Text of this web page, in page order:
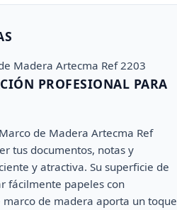
Madera Artecma Ref 2203
PROFESIONAL PARA
de Madera Artecma Ref
tus documentos, notas y
y atractiva. Su superficie de
fácilmente papeles con
de madera aporta un toque